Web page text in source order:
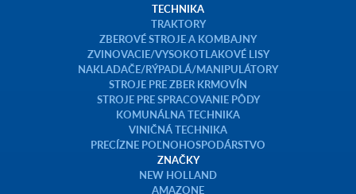
TECHNIKA
TRAKTORY
ZBEROVÉ STROJE A KOMBAJNY
ZVINOVACIE/VYSOKOTLAKOVÉ LISY
NAKLADAČE/RÝPADLÁ/MANIPULÁTORY
STROJE PRE ZBER KRMOVÍN
STROJE PRE SPRACOVANIE PÔDY
KOMUNÁLNA TECHNIKA
VINIČNÁ TECHNIKA
PRECÍZNE POĽNOHOSPODÁRSTVO
ZNAČKY
NEW HOLLAND
AMAZONE